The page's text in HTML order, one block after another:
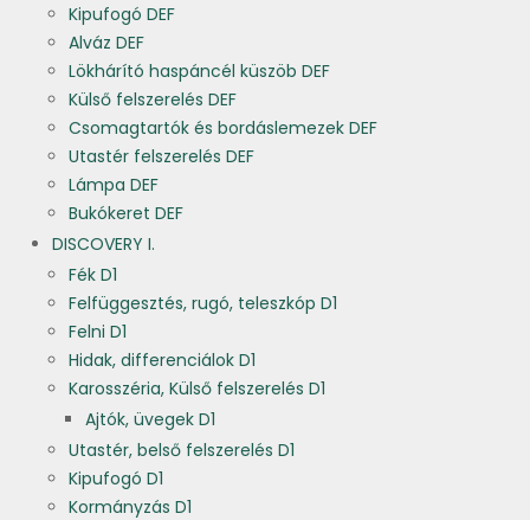
Kipufogó DEF
Alváz DEF
Lökhárító haspáncél küszöb DEF
Külső felszerelés DEF
Csomagtartók és bordáslemezek DEF
Utastér felszerelés DEF
Lámpa DEF
Bukókeret DEF
DISCOVERY I.
Fék D1
Felfüggesztés, rugó, teleszkóp D1
Felni D1
Hidak, differenciálok D1
Karosszéria, Külső felszerelés D1
Ajtók, üvegek D1
Utastér, belső felszerelés D1
Kipufogó D1
Kormányzás D1